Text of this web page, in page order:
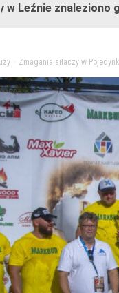
granat!
> Zmagania siłaczy w